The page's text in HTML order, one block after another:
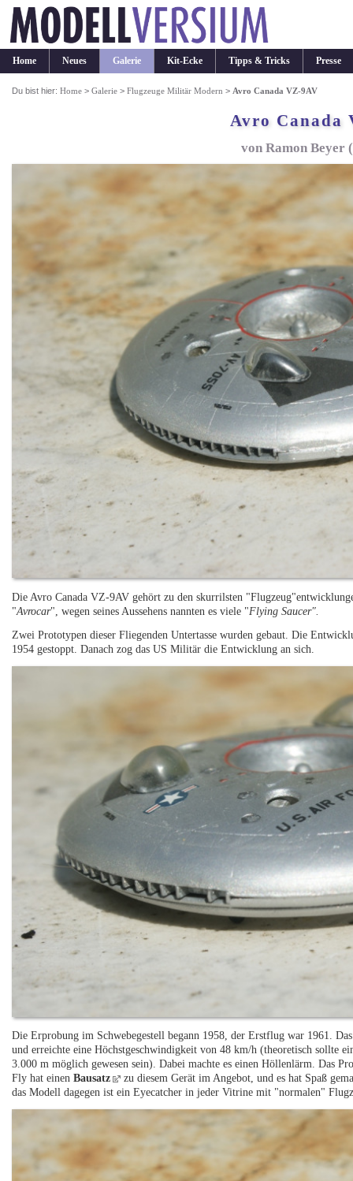
Home Neues Galerie Kit-Ecke Tipps & Tricks Presse
Du bist hier:Home >Galerie >Flugzeuge Militär Modern > Avro Canada VZ-9AV
Avro Canada
von Ramon Beyer
Die Avro Canada VZ-9AV gehört zu den skurrilsten
"Avrocar", wegen seines Aussehens nannten es viele "Flying Saucer".
Zwei Prototypen dieser Fliegenden Untertasse wurden gebaut. Die
1954 gestoppt. Danach zog das US Militär die Entwicklung an sich.
Die Erprobung im Schwebegestell begann 1958, der Erstflug war 1961.
und erreichte eine Höchstgeschwindigkeit von 48 km/h (theoretisch sollte
3.000 m möglich gewesen sein). Dabei machte es einen Höllenlärm. Das
Fly hat einenBausatz
zu diesem Gerät im Angebot, und es hat Spaß
das Modell dagegen ist ein Eyecatcher in jeder Vitrine mit "normalen"